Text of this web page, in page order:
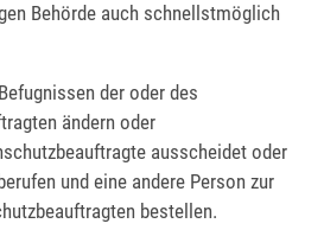
Behörde auch schnellstmöglich
der oder des
ändern oder
ausscheidet oder
und eine andere Person zur
bestellen.